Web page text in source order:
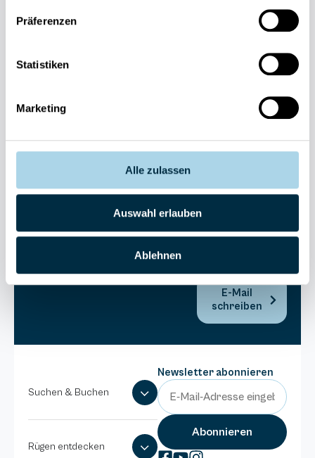
Präferenzen
Statistiken
Marketing
Alle zulassen
Auswahl erlauben
Ablehnen
Fragen und Wünsche?
173980
Binzer
E-Mail
schreiben
Suchen & Buchen
Rügen entdecken
Newsletter abonnieren